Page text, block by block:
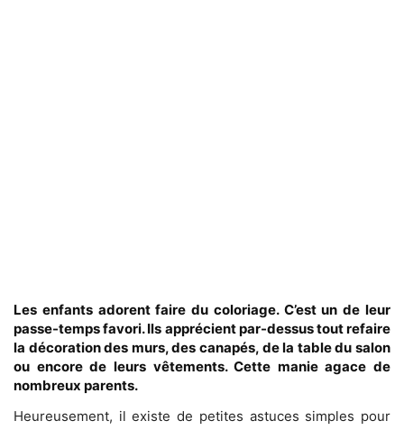
Les enfants adorent faire du coloriage. C’est un de leur
passe-temps favori. Ils apprécient par-dessus tout refaire
la décoration des murs, des canapés, de la table du salon
ou encore de leurs vêtements. Cette manie agace de
nombreux parents.
Heureusement, il existe de petites astuces simples pour